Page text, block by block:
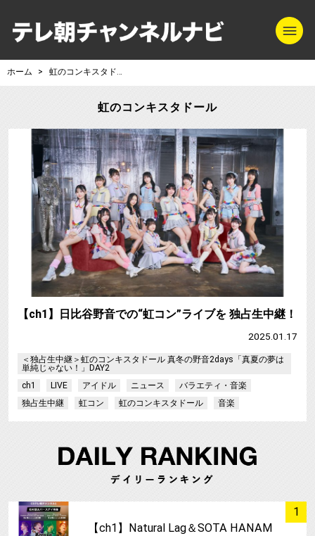
テレ朝チャンネ
ホーム 虹のコンキスタドール
虹のコンキスタドール
【ch1】日比谷野音での“虹コン”ライブを 独占生中継！
2025.01.17
＜独占生中継＞虹のコンキスタドール 真冬の野音2days「真夏の夢は
単純じゃない！」DAY2
ch1
LIVE アイドル ニュース
バラエティ・音楽
独占生中継
虹コン 虹のコンキスタドール 音楽
1
【ch1】Natural Lag＆SOTA HANAM